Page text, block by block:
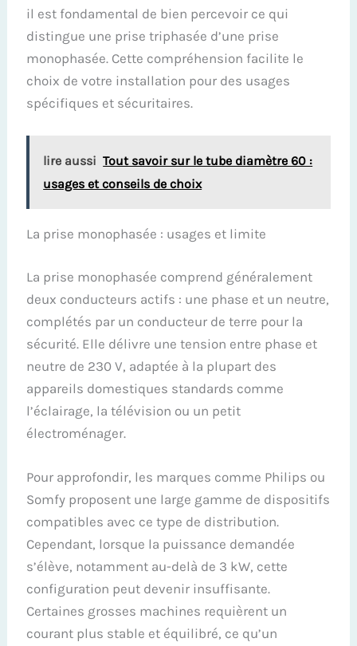
il est fondamental de bien percevoir ce qui
distingue une prise triphasée d’une prise
monophasée. Cette compréhension facilite le
choix de votre installation pour des usages
spécifiques et sécuritaires.
lire aussi Tout savoir sur le tube diamètre 60 :
usages et conseils de choix
La prise monophasée : usages et limite
La prise monophasée comprend généralement
deux conducteurs actifs : une phase et un neutre,
complétés par un conducteur de terre pour la
sécurité. Elle délivre une tension entre phase et
neutre de 230 V, adaptée à la plupart des
appareils domestiques standards comme
l’éclairage, la télévision ou un petit
électroménager.
Pour approfondir, les marques comme Philips ou
Somfy proposent une large gamme de dispositifs
compatibles avec ce type de distribution.
Cependant, lorsque la puissance demandée
s’élève, notamment au-delà de 3 kW, cette
configuration peut devenir insuffisante.
Certaines grosses machines requièrent un
courant plus stable et équilibré, ce qu’un